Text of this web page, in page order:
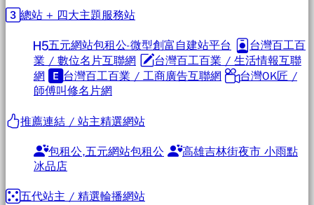
總站 + 四大主題服務站
五元網站包租公-微型創富自建站平台
台灣百工百
業 / 數位名片互聯網
台灣百工百業 / 生活情報互聯
網
台灣百工百業 / 工商廣告互聯網
台灣OK匠 /
師傅叫修名片網
推薦連結 / 站主精選網站
包租公,五元網站包租公
高雄吉林街夜市 小雨點
冰品店
五代站主 / 精選輪播網站